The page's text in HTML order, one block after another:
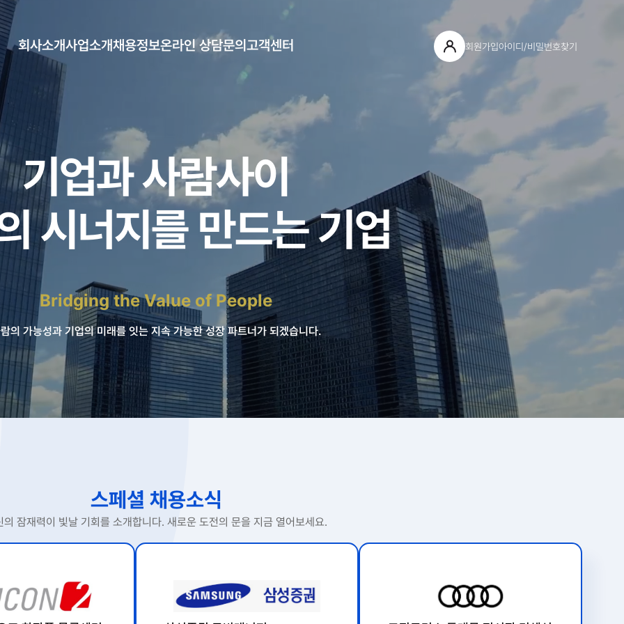
회원가입아이디/비밀번호찾기
회사소개
CEO 인사말
조직도
오시는길
사업소개채용정보온라인 상담문의고객센터
자료게시판
기업과 사람사이
시너지를 만드는 기업
Bridging the Value of People
의 가능성과 기업의 미래를 잇는 지속 가능한 성장 파트너가 되겠습니다.
스페셜 채용소식
의 잠재력이 빛날 기회를 소개합니다. 새로운 도전의 문을 지금 열어보세요.